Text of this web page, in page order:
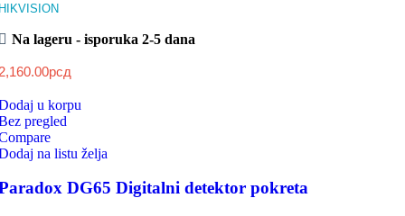
Na lageru - isporuka 2-5 dana
рсд
u korpu
pregled
na listu želja
DG65 Digitalni detektor pokreta